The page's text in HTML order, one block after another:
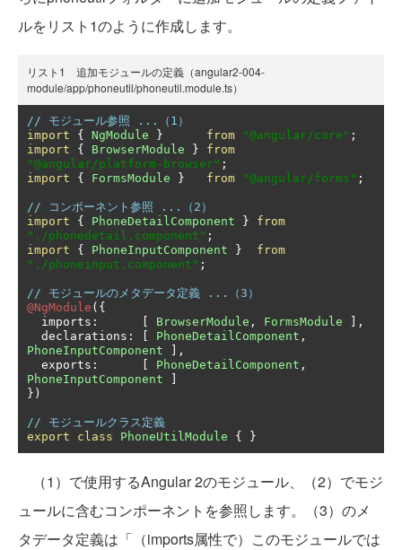
ルをリスト1のように作成します。
リスト1 追加モジュールの定義（angular2-004-
module/app/phoneutil/phoneutil.module.ts）
// モジュール参照 ...（1）
import
{ NgModule } from "@angular/core" ;
import
{ BrowserModule }
from
"@angular/platform-browser" ;
import
{ FormsModule } from "@angular/forms" ;
// コンポーネント参照 ...（2）
import
{ PhoneDetailComponent }
from
"./phonedetail.component" ;
import
{ PhoneInputComponent }
from
"./phoneinput.component" ;
// モジュールのメタデータ定義 ...（3）
@NgModule ({
  imports
: [ BrowserModule , FormsModule
],
  declarations
: [ PhoneDetailComponent ,
PhoneInputComponent
],
  exports
: [ PhoneDetailComponent ,
PhoneInputComponent
]
})
// モジュールクラス定義
export
class PhoneUtilModule { }
（1）で使用するAngular 2のモジュール、（2）でモジ
ュールに含むコンポーネントを参照します。（3）のメ
タデータ定義は「（imports属性で）このモジュールでは